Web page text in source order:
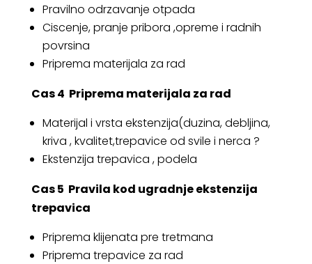
Pravilno odrzavanje otpada
Ciscenje, pranje pribora ,opreme i radnih
povrsina
Priprema materijala za rad
Cas 4 Priprema materijala za rad
Materijal i vrsta ekstenzija(duzina, debljina,
kriva , kvalitet,trepavice od svile i nerca ?
Ekstenzija trepavica , podela
Cas 5 Pravila kod ugradnje ekstenzija
trepavica
Priprema klijenata pre tretmana
Priprema trepavice za rad